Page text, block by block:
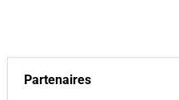
Partenaires